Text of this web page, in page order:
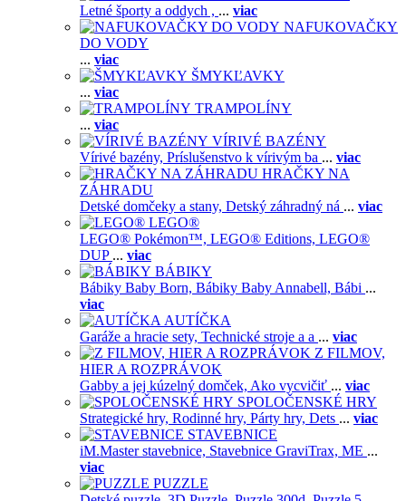
Letné športy a oddych , ... viac
NAFUKOVAČKY
DO VODY
... viac
ŠMYKĽAVKY
... viac
TRAMPOLÍNY
... viac
VÍRIVÉ BAZÉNY
Vírivé bazény, Príslušenstvo k vírivým ba ... viac
HRAČKY NA
ZÁHRADU
Detské domčeky a stany, Detský záhradný ná ... viac
LEGO®
LEGO® Pokémon™, LEGO® Editions, LEGO®
DUP ... viac
BÁBIKY
Bábiky Baby Born, Bábiky Baby Annabell, Bábi ...
viac
AUTÍČKA
Garáže a hracie sety, Technické stroje a a ... viac
Z FILMOV,
HIER A ROZPRÁVOK
Gabby a jej kúzelný domček, Ako vycvičiť ... viac
SPOLOČENSKÉ HRY
Strategické hry, Rodinné hry, Párty hry, Dets ... viac
STAVEBNICE
iM.Master stavebnice, Stavebnice GraviTrax, ME ...
viac
PUZZLE